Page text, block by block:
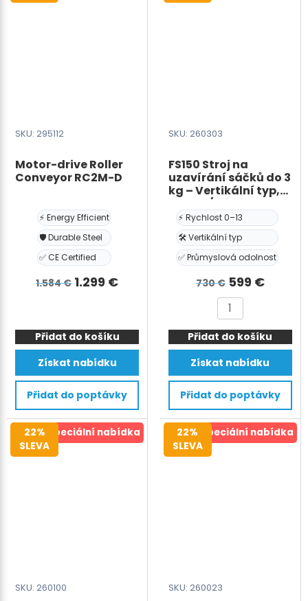
0,6-
1,0
rám
–
šířka
850
mm,
mm
množství
SKU: 295112
Motor-drive Roller
Conveyor RC2M-D
⚡ Energy Efficient
🛡️ Durable Steel
✅ CE Certified
1.584€ Původní
1.584 €.
1.299 €Aktuální
1.299 €.
Roller
Conveyor
RC2M-
D
množství
Přidat do košíku
Získat nabídku
Přidat do poptávky
SKU: 260303
FS150 Stroj na
uzavírání sáčků do 3
kg – Vertikální typ,
0–13 m/min
⚡ Rychlost 0–13
🛠️ Vertikální typ
✅ Průmyslová odolnost
730€ Původní
cena
byla:
730 €.
599 €
599 €.
FS150
Stroj
na
uzavírání
sáčků
do
3
kg
–
Přidat do košíku
Získat nabídku
Přidat do poptávky
Speciální nabídka
22%
SLEVA
SKU: 260100
Speciální nabídka
22%
SLEVA
SKU: 260023